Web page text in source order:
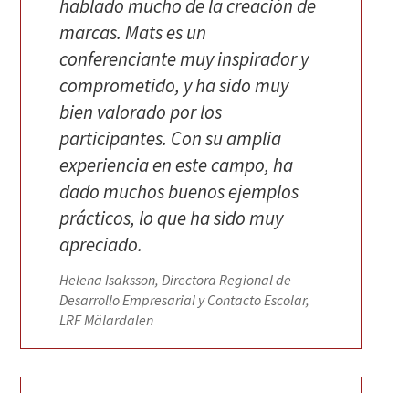
hablado mucho de la creación de
marcas. Mats es un
conferenciante muy inspirador y
comprometido, y ha sido muy
bien valorado por los
participantes. Con su amplia
experiencia en este campo, ha
dado muchos buenos ejemplos
prácticos, lo que ha sido muy
apreciado.
Helena Isaksson, Directora Regional de
Desarrollo Empresarial y Contacto Escolar,
LRF Mälardalen